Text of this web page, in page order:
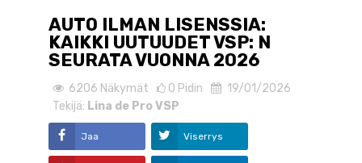
AUTO ILMAN LISENSSIA:
KAIKKI UUTUUDET VSP: N
SEURATA VUONNA 2026
6206 Näkymät 0 Pidin
19/01/2026
Tekijä: Lina de Pro VSP
Jaa Viserrys